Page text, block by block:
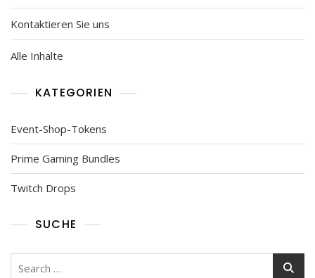
Kontaktieren Sie uns
Alle Inhalte
KATEGORIEN
Event-Shop-Tokens
Prime Gaming Bundles
Twitch Drops
SUCHE